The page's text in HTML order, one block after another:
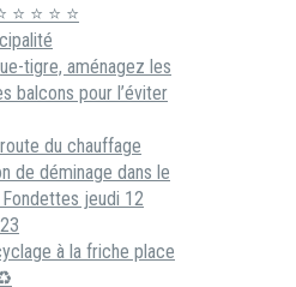
⭐ ⭐ ⭐
tigre, aménagez les
balcons pour l’éviter
du chauffage
de déminage dans le
jeudi 12
à la friche place